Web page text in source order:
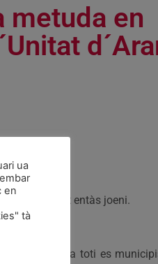
metuda en
entàs joeni.
servici a toti es
ua
en
tà